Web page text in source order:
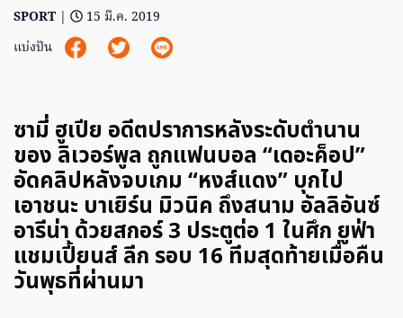
SPORT |
15 มี.ค. 2019
แบ่งปัน
ซามี่ ฮูเปีย อดีตปราการหลังระดับตำนาน
ของ ลิเวอร์พูล ถูกแฟนบอล “เดอะค็อป”
อัดคลิปหลังจบเกม “หงส์แดง” บุกไป
เอาชนะ บาเยิร์น มิวนิค ถึงสนาม อัลลิอันซ์
อารีน่า ด้วยสกอร์ 3 ประตูต่อ 1 ในศึก ยูฟ่า
แชมเปี้ยนส์ ลีก รอบ 16 ทีมสุดท้ายเมื่อคืน
วันพุธที่ผ่านมา